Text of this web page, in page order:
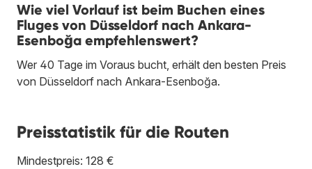
Wie viel Vorlauf ist beim Buchen eines
Fluges von Düsseldorf nach Ankara-
Esenboğa empfehlenswert?
Wer 40 Tage im Voraus bucht, erhält den besten Preis
von Düsseldorf nach Ankara-Esenboğa.
Preisstatistik für die Routen
Mindestpreis: 128 €